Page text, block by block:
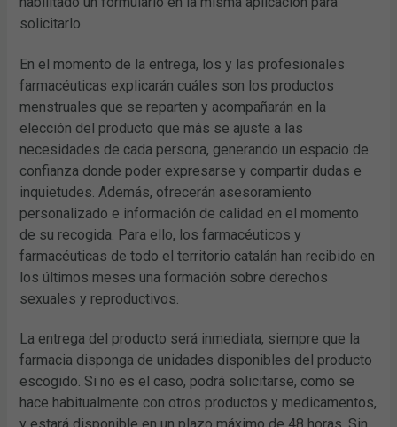
solicitarlo.
En el momento de la entrega, los y las profesionales
farmacéuticas explicarán cuáles son los productos
menstruales que se reparten y acompañarán en la
elección del producto que más se ajuste a las
necesidades de cada persona, generando un espacio de
confianza donde poder expresarse y compartir dudas e
inquietudes. Además, ofrecerán asesoramiento
personalizado e información de calidad en el momento
de su recogida. Para ello, los farmacéuticos y
farmacéuticas de todo el territorio catalán han recibido en
los últimos meses una formación sobre derechos
sexuales y reproductivos.
La entrega del producto será inmediata, siempre que la
farmacia disponga de unidades disponibles del producto
escogido. Si no es el caso, podrá solicitarse, como se
hace habitualmente con otros productos y medicamentos,